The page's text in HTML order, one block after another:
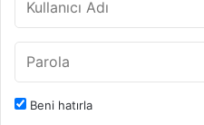
Beni hatırla